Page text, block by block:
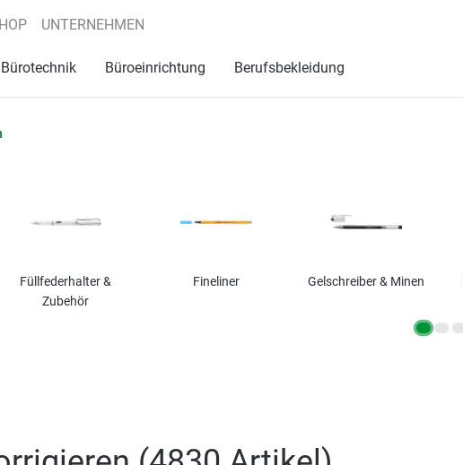
UNTERNEHMEN
Bürotechnik Büroeinrichtung Berufsbekleidung
Füllfederhalter &
Zubehör
Fineliner Gelschreiber & Minen